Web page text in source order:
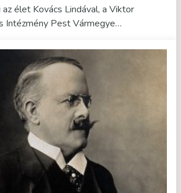
élet Kovács Lindával, a Viktor
Intézmény Pest Vármegye…